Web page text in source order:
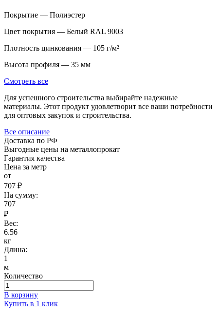
Покрытие — Полиэстер
Цвет покрытия — Белый RAL 9003
Плотность цинкования — 105 г/м²
Высота профиля — 35 мм
Смотреть все
Для успешного строительства выбирайте надежные
материалы. Этот продукт удовлетворит все ваши потребности
для оптовых закупок и строительства.
Все описание
Доставка по РФ
Выгодные цены на металлопрокат
Гарантия качества
Цена за метр
от
707 ₽
На сумму:
707
₽
Вес:
6.56
кг
Длина:
1
м
Количество
В корзину
Купить в 1 клик